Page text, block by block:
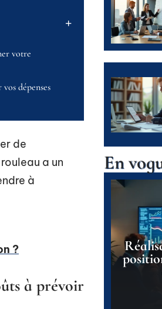
votre
dépenses
de
a un
à
?
à prévoir
En